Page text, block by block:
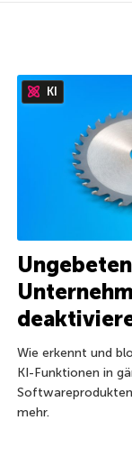
KI
Wie erkennt und
KI-Funktionen in
mehr.